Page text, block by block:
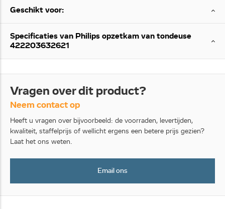
Geschikt voor:
Specificaties van Philips opzetkam van tondeuse
422203632621
Vragen over dit product?
Neem contact op
Heeft u vragen over bijvoorbeeld: de voorraden, levertijden,
kwaliteit, staffelprijs of wellicht ergens een betere prijs gezien?
Laat het ons weten.
Email ons